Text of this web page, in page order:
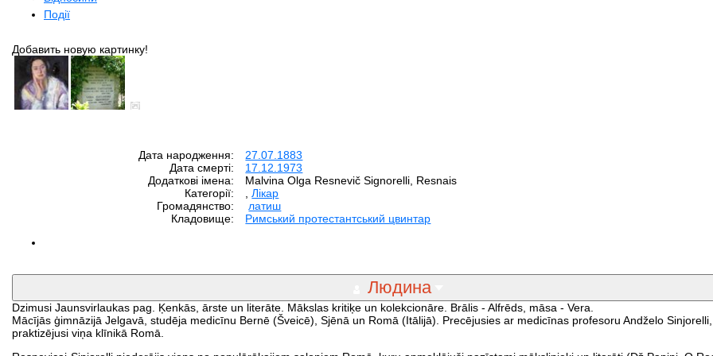
Події
Добавить новую картинку!
Дата народження:
27.07.1883
Дата смерті:
17.12.1973
Додаткові імена:
Malvina Olga Resnevič Signorelli, Resnais
Категорії:
,Лікар
Громадянство:
латиш
Кладовище:
Римський протестантський цвинтар
Людина
Dzimusi Jaunsvirlaukas pag. Ķenkās, ārste un literāte. Mākslas kritiķe un kolekcionāre. Brālis - Alfrēds, māsa - Vera.
Mācījās ģimnāzijā Jelgavā, studēja medicīnu Bernē (Šveicē), Sjēnā un Romā (Itālijā). Precējusies ar medicīnas profesoru Andželo
praktizējusi viņa klīnikā Romā.